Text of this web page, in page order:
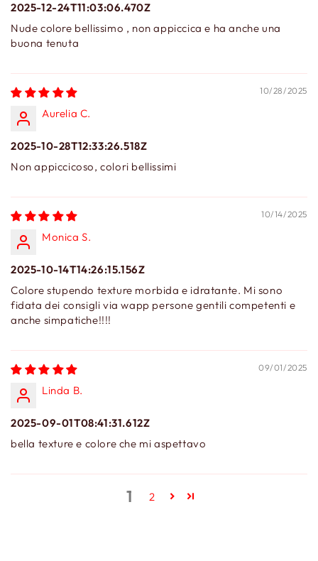
2025-12-24T11:03:06.470Z
Nude colore bellissimo , non appiccica e ha anche una
buona tenuta
10/28/2025
Aurelia C.
2025-10-28T12:33:26.518Z
Non appiccicoso, colori bellissimi
10/14/2025
Monica S.
2025-10-14T14:26:15.156Z
Colore stupendo texture morbida e idratante. Mi sono
fidata dei consigli via wapp persone gentili competenti e
anche simpatiche!!!!
09/01/2025
Linda B.
2025-09-01T08:41:31.612Z
bella texture e colore che mi aspettavo
1 2